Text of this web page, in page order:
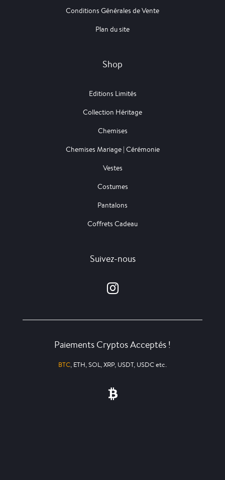
Conditions Générales de Vente
Plan du site
Shop
Editions Limités
Collection Héritage
Chemises
Chemises Mariage | Cérémonie
Vestes
Costumes
Pantalons
Coffrets Cadeau
Suivez-nous
Paiements Cryptos Acceptés !
BTC, ETH, SOL, XRP, USDT, USDC etc.